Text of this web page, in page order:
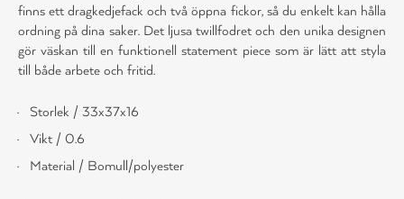
finns ett dragkedjefack och två öppna fickor, så du enkelt kan hålla
ordning på dina saker. Det ljusa twillfodret och den unika designen
gör väskan till en funktionell statement piece som är lätt att styla
till både arbete och fritid.
Storlek / 33x37x16
Vikt / 0.6
Material / Bomull/polyester